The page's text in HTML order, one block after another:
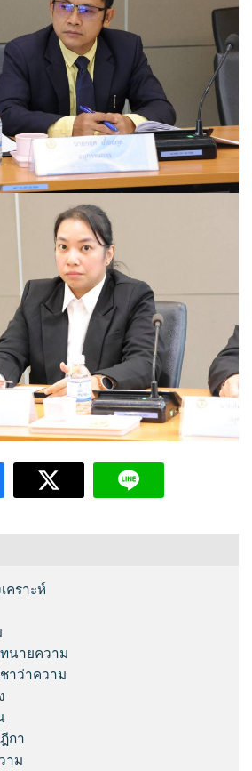
คราะห์
นายความ
าว่าความ
กา
าม